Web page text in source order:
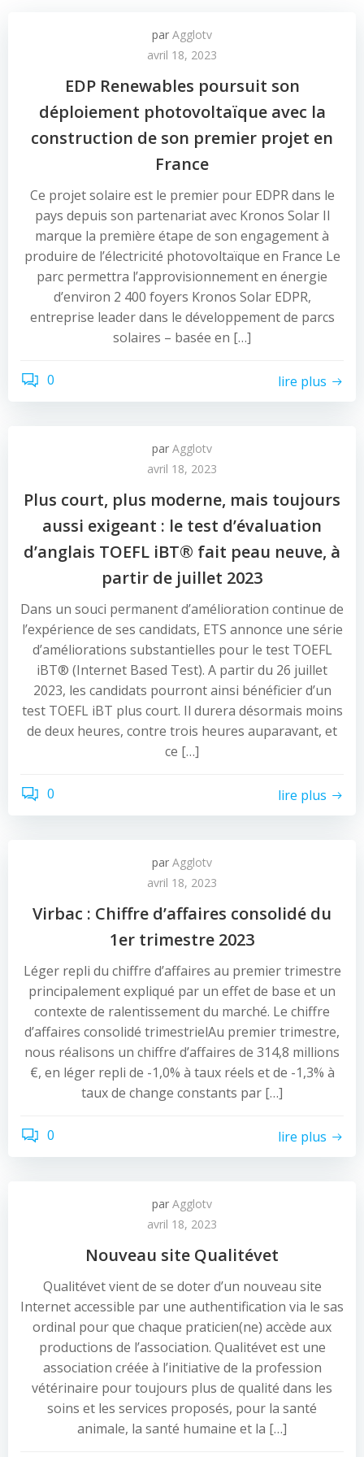
par Agglotv
avril 18, 2023
EDP Renewables poursuit son
déploiement photovoltaïque avec la
construction de son premier projet en
France
Ce projet solaire est le premier pour EDPR dans le
pays depuis son partenariat avec Kronos Solar Il
marque la première étape de son engagement à
produire de l’électricité photovoltaïque en France Le
parc permettra l’approvisionnement en énergie
d’environ 2 400 foyers Kronos Solar EDPR,
entreprise leader dans le développement de parcs
solaires – basée en […]
0 lire plus
par Agglotv
avril 18, 2023
Plus court, plus moderne, mais toujours
aussi exigeant : le test d’évaluation
d’anglais TOEFL iBT® fait peau neuve, à
partir de juillet 2023
Dans un souci permanent d’amélioration continue de
l’expérience de ses candidats, ETS annonce une série
d’améliorations substantielles pour le test TOEFL
iBT® (Internet Based Test). A partir du 26 juillet
2023, les candidats pourront ainsi bénéficier d’un
test TOEFL iBT plus court. Il durera désormais moins
de deux heures, contre trois heures auparavant, et
ce […]
0 lire plus
par Agglotv
avril 18, 2023
Virbac : Chiffre d’affaires consolidé du
1er trimestre 2023
Léger repli du chiffre d’affaires au premier trimestre
principalement expliqué par un effet de base et un
contexte de ralentissement du marché. Le chiffre
d’affaires consolidé trimestrielAu premier trimestre,
nous réalisons un chiffre d’affaires de 314,8 millions
€, en léger repli de -1,0% à taux réels et de -1,3% à
taux de change constants par […]
0 lire plus
par Agglotv
avril 18, 2023
Nouveau site Qualitévet
Qualitévet vient de se doter d’un nouveau site
Internet accessible par une authentification via le sas
ordinal pour que chaque praticien(ne) accède aux
productions de l’association. Qualitévet est une
association créée à l’initiative de la profession
vétérinaire pour toujours plus de qualité dans les
soins et les services proposés, pour la santé
animale, la santé humaine et la […]